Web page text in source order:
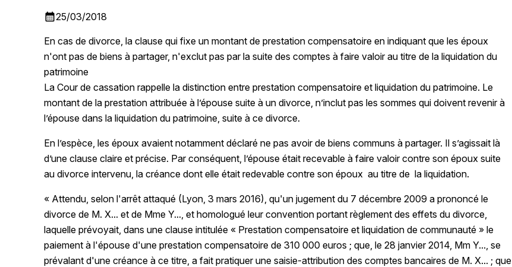
calendar_month25/03/2018
En cas de divorce, la clause qui fixe un montant de prestation compensatoire en indiquant que les époux
n'ont pas de biens à partager, n'exclut pas par la suite des comptes à faire valoir au titre de la liquidation du
patrimoine
La Cour de cassation rappelle la distinction entre prestation compensatoire et liquidation du patrimoine. Le
montant de la prestation attribuée à l’épouse suite à un divorce, n’inclut pas les sommes qui doivent revenir à
l’épouse dans la liquidation du patrimoine, suite à ce divorce.
En l’espèce, les époux avaient notamment déclaré ne pas avoir de biens communs à partager. Il s’agissait là
d’une clause claire et précise. Par conséquent, l’épouse était recevable à faire valoir contre son époux suite
au divorce intervenu, la créance dont elle était redevable contre son époux au titre de la liquidation.
« Attendu, selon l'arrêt attaqué (Lyon, 3 mars 2016), qu'un jugement du 7 décembre 2009 a prononcé le
divorce de M. X... et de Mme Y..., et homologué leur convention portant règlement des effets du divorce,
laquelle prévoyait, dans une clause intitulée « Prestation compensatoire et liquidation de communauté » le
paiement à l'épouse d'une prestation compensatoire de 310 000 euros ; que, le 28 janvier 2014, Mm Y..., se
prévalant d'une créance à ce titre, a fait pratiquer une saisie-attribution des comptes bancaires de M. X... ; que